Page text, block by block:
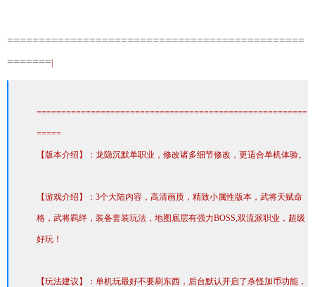
===============================================
=======
=======================================================
=====
【版本介绍】：龙隐沉默单职业，修改诸多细节修改，更适合单机体验。
【游戏介绍】：3个大陆内容，高清画质，精致小属性版本，武将天赋命
格，武将羁绊，装备套装玩法，地图底层有强力BOSS,双流派职业，超级
好玩！
【玩法建议】：单机玩最好不要刷东西，后台默认开启了杀怪加币功能，